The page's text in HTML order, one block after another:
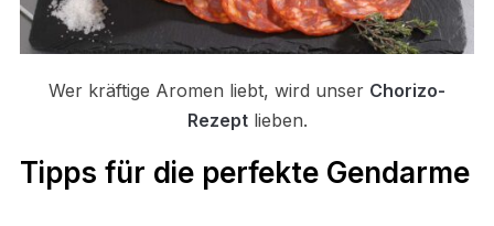
Wer kräftige Aromen liebt, wird unser Chorizo-
Rezeptlieben.
Tipps für die perfekte Gendarme